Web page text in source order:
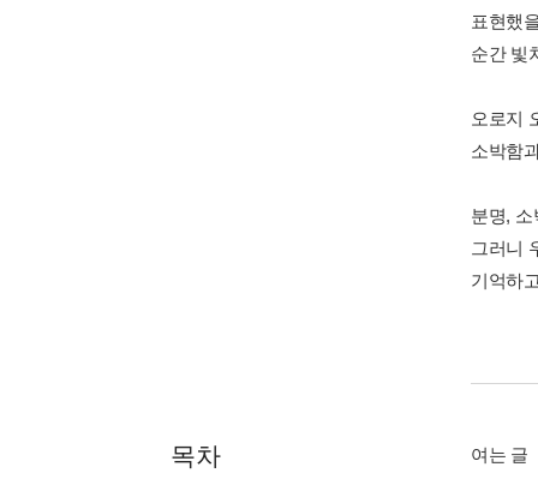
표현했
순간 빛
오로지
소박함
분명,
그러니
기억하
목차 여는 글